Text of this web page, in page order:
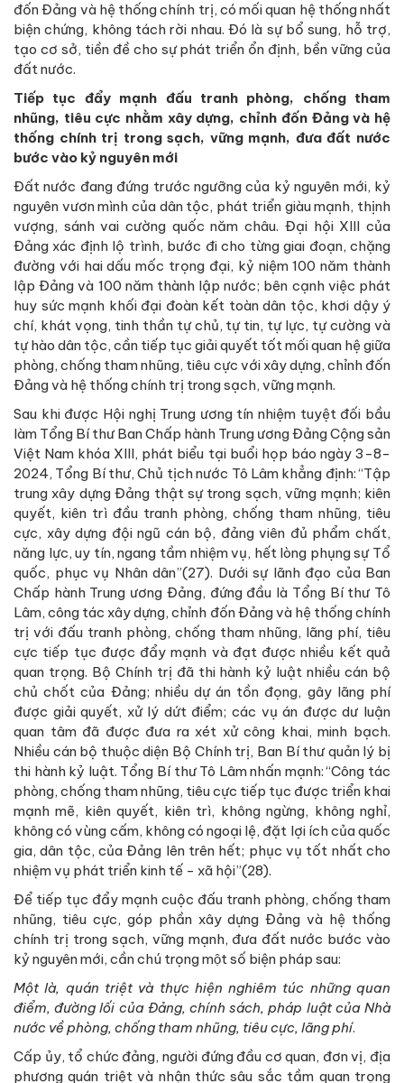
đốn Đảng và hệ thống chính trị, có mối quan hệ thống nhất
biện chứng, không tách rời nhau. Đó là sự bổ sung, hỗ trợ,
tạo cơ sở, tiền đề cho sự phát triển ổn định, bền vững của
đất nước.
Tiếp tục đẩy mạnh đấu tranh phòng, chống tham
nhũng, tiêu cực nhằm xây dựng, chỉnh đốn Đảng và hệ
thống chính trị trong sạch, vững mạnh, đưa đất nước
bước vào kỷ nguyên mới
Đất nước đang đứng trước ngưỡng của kỷ nguyên mới, kỷ
nguyên vươn mình của dân tộc, phát triển giàu mạnh, thịnh
vượng, sánh vai cường quốc năm châu. Đại hội XIII của
Đảng xác định lộ trình, bước đi cho từng giai đoạn, chặng
đường với hai dấu mốc trọng đại, kỷ niệm 100 năm thành
lập Đảng và 100 năm thành lập nước; bên cạnh việc phát
huy sức mạnh khối đại đoàn kết toàn dân tộc, khơi dậy ý
chí, khát vọng, tinh thần tự chủ, tự tin, tự lực, tự cường và
tự hào dân tộc, cần tiếp tục giải quyết tốt mối quan hệ giữa
phòng, chống tham nhũng, tiêu cực với xây dựng, chỉnh đốn
Đảng và hệ thống chính trị trong sạch, vững mạnh.
Sau khi được Hội nghị Trung ương tín nhiệm tuyệt đối bầu
làm Tổng Bí thư Ban Chấp hành Trung ương Đảng Cộng sản
Việt Nam khóa XIII, phát biểu tại buổi họp báo ngày 3-8-
2024, Tổng Bí thư, Chủ tịch nước Tô Lâm khẳng định: “Tập
trung xây dựng Đảng thật sự trong sạch, vững mạnh; kiên
quyết, kiên trì đầu tranh phòng, chống tham nhũng, tiêu
cực, xây dựng đội ngũ cán bộ, đảng viên đủ phẩm chất,
năng lực, uy tín, ngang tầm nhiệm vụ, hết lòng phụng sự Tổ
quốc, phục vụ Nhân dân”(27). Dưới sự lãnh đạo của Ban
Chấp hành Trung ương Đảng, đứng đầu là Tổng Bí thư Tô
Lâm, công tác xây dựng, chỉnh đốn Đảng và hệ thống chính
trị với đấu tranh phòng, chống tham nhũng, lãng phí, tiêu
cực tiếp tục được đẩy mạnh và đạt được nhiều kết quả
quan trọng. Bộ Chính trị đã thi hành kỷ luật nhiều cán bộ
chủ chốt của Đảng; nhiều dự án tồn đọng, gây lãng phí
được giải quyết, xử lý dứt điểm; các vụ án được dư luận
quan tâm đã được đưa ra xét xử công khai, minh bạch.
Nhiều cán bộ thuộc diện Bộ Chính trị, Ban Bí thư quản lý bị
thi hành kỷ luật. Tổng Bí thư Tô Lâm nhấn mạnh: “Công tác
phòng, chống tham nhũng, tiêu cực tiếp tục được triển khai
mạnh mẽ, kiên quyết, kiên trì, không ngừng, không nghỉ,
không có vùng cấm, không có ngoại lệ, đặt lợi ích của quốc
gia, dân tộc, của Đảng lên trên hết; phục vụ tốt nhất cho
nhiệm vụ phát triển kinh tế - xã hội”(28).
Để tiếp tục đẩy mạnh cuộc đấu tranh phòng, chống tham
nhũng, tiêu cực, góp phần xây dựng Đảng và hệ thống
chính trị trong sạch, vững mạnh, đưa đất nước bước vào
kỷ nguyên mới, cần chú trọng một số biện pháp sau:
Một là, quán triệt và thực hiện nghiêm túc những quan
điểm, đường lối của Đảng, chính sách, pháp luật của Nhà
nước về phòng, chống tham nhũng, tiêu cực, lãng phí.
Cấp ủy, tổ chức đảng, người đứng đầu cơ quan, đơn vị, địa
phương quán triệt và nhận thức sâu sắc tầm quan trọng